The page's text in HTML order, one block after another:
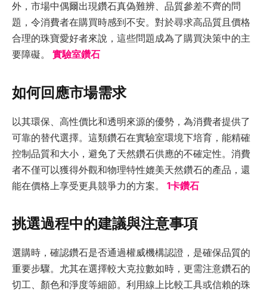
外，市場中偶爾出現鑽石真偽難辨、品質參差不齊的問
題，令消費者在購買時感到不安。對於尋求高品質且價格
合理的珠寶愛好者來說，這些問題成為了購買決策中的主
要障礙。 實驗室鑽石
如何回應市場需求
以其環保、高性價比和透明來源的優勢，為消費者提供了
可靠的替代選擇。這類鑽石在實驗室環境下培育，能精確
控制品質和大小，避免了天然鑽石供應的不確定性。消費
者不僅可以獲得外觀和物理特性媲美天然鑽石的產品，還
能在價格上享受更具競爭力的方案。 1卡鑽石
挑選過程中的建議與注意事項
選購時，確認鑽石是否通過權威機構認證，是確保品質的
重要步驟。尤其在選擇較大克拉數如時，更需注意鑽石的
切工、顏色和淨度等細節。利用線上比較工具或信賴的珠